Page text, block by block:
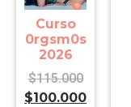
Curso
0rgsm0s
2026
$115.000
$100.000